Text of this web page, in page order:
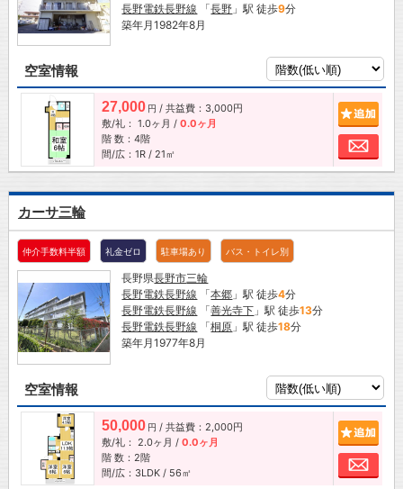
長野電鉄長野線 「長野 」駅 徒歩9分
築年月1982年8月
空室情報
27,000 円 / 共益費：3,000円
敷/礼： 1.0ヶ月 / 0.0ヶ月
階 数：4階
間/広：1R / 21㎡
お
カーサ三輪
仲介手数料半額 礼金ゼロ 駐車場あり バス・トイレ別
長野県長野市三輪
長野電鉄長野線 「本郷 」駅 徒歩4分
長野電鉄長野線 「善光寺下 」駅 徒歩13分
長野電鉄長野線 「桐原 」駅 徒歩18分
築年月1977年8月
空室情報
50,000 円 / 共益費：2,000円
敷/礼： 2.0ヶ月 / 0.0ヶ月
階 数：2階
間/広：3LDK / 56㎡
お